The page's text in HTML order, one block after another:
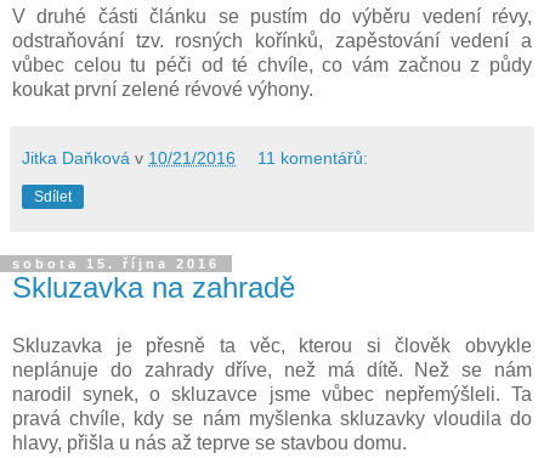
V druhé části článku se pustím do výběru vedení révy,
odstraňování tzv. rosných kořínků, zapěstování vedení a
vůbec celou tu péči od té chvíle, co vám začnou z půdy
koukat první zelené révové výhony.
Jitka Daňková v 10/21/2016 11 komentářů:
Sdílet
sobota 15. října 2016
Skluzavka na zahradě
Skluzavka je přesně ta věc, kterou si člověk obvykle
neplánuje do zahrady dříve, než má dítě. Než se nám
narodil synek, o skluzavce jsme vůbec nepřemýšleli. Ta
pravá chvíle, kdy se nám myšlenka skluzavky vloudila do
hlavy, přišla u nás až teprve se stavbou domu.